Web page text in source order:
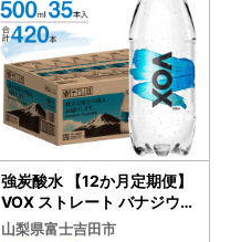
強炭酸水 【12か月定期便】
VOX ストレート バナジウム
500ml 35本 炭酸
山梨県富士吉田市